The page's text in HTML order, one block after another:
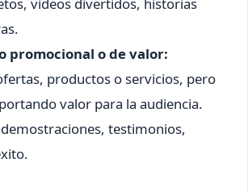
promocional o de valor:
productos o servicios, pero
valor para la audiencia.
testimonios,